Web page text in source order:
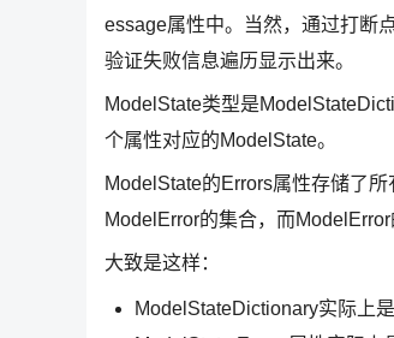
essage属性中。当然，通过打断
验证失败信息遍历显示出来。
ModelState类型是
个属性对应的ModelState。
ModelState的Errors属性存储了
ModelError的集合，而
大致是这样：
ModelStateDictionary实际上